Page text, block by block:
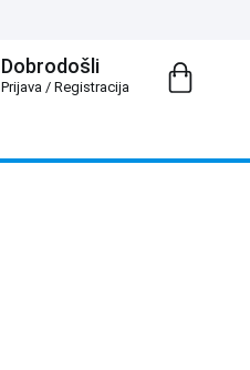
Dobrodošli
Prijava/ Registracija